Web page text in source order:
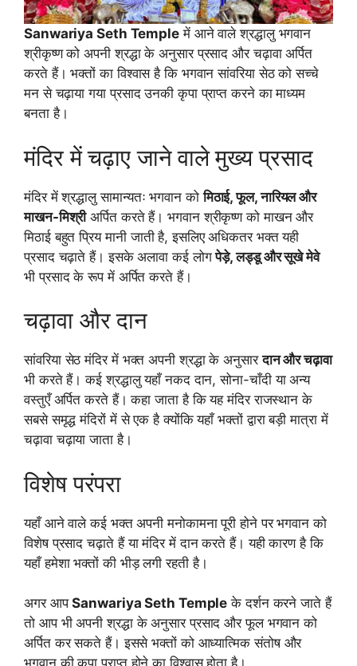
Sanwariya Seth Templeमें आने वाले श्रद्धालु भगवान
श्रीकृष्ण को अपनी श्रद्धा के अनुसार प्रसाद और चढ़ावा अर्पित
करते हैं। भक्तों का विश्वास है कि भगवान सांवरिया सेठ को सच्चे
मन से चढ़ाया गया प्रसाद उनकी कृपा प्राप्त करने का माध्यम
बनता है।
मंदिर में चढ़ाए जाने वाले मुख्य प्रसाद
मंदिर में श्रद्धालु सामान्यतः भगवान कोमिठाई, फूल, नारियल और
माखन-मिश्रीअर्पित करते हैं। भगवान श्रीकृष्ण को माखन और
मिठाई बहुत प्रिय मानी जाती है, इसलिए अधिकतर भक्त यही
प्रसाद चढ़ाते हैं। इसके अलावा कई लोगपेड़े, लड्डू और सूखे मेवे
भी प्रसाद के रूप में अर्पित करते हैं।
चढ़ावा और दान
सांवरिया सेठ मंदिर में भक्त अपनी श्रद्धा के अनुसारदान और चढ़ावा
भी करते हैं। कई श्रद्धालु यहाँ नकद दान, सोना-चाँदी या अन्य
वस्तुएँ अर्पित करते हैं। कहा जाता है कि यह मंदिर राजस्थान के
सबसे समृद्ध मंदिरों में से एक है क्योंकि यहाँ भक्तों द्वारा बड़ी मात्रा में
चढ़ावा चढ़ाया जाता है।
विशेष परंपरा
यहाँ आने वाले कई भक्त अपनी मनोकामना पूरी होने पर भगवान को
विशेष प्रसाद चढ़ाते हैं या मंदिर में दान करते हैं। यही कारण है कि
यहाँ हमेशा भक्तों की भीड़ लगी रहती है।
अगर आपSanwariya Seth Temple के दर्शन करने जाते हैं
तो आप भी अपनी श्रद्धा के अनुसार प्रसाद और फूल भगवान को
अर्पित कर सकते हैं। इससे भक्तों को आध्यात्मिक संतोष और